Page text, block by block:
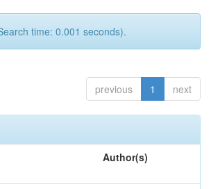
time: 0.001 seconds).
previous 1 next
Author(s)